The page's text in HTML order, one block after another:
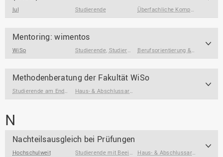
IuI Studierende Überfachliche Kompetenzen
Mentoring: wimentos
WiSo Studierende, Studierende am Ende des Studiums Berufsorientierung & Profilbildung
Methodenberatung der Fakultät WiSo
Studierende am Ende des Studiums Haus- & Abschlussarbeiten
N
Nachteilsausgleich bei Prüfungen
Hochschulweit Studierende mit Beeinträchtigung Haus- & Abschlussarbeiten